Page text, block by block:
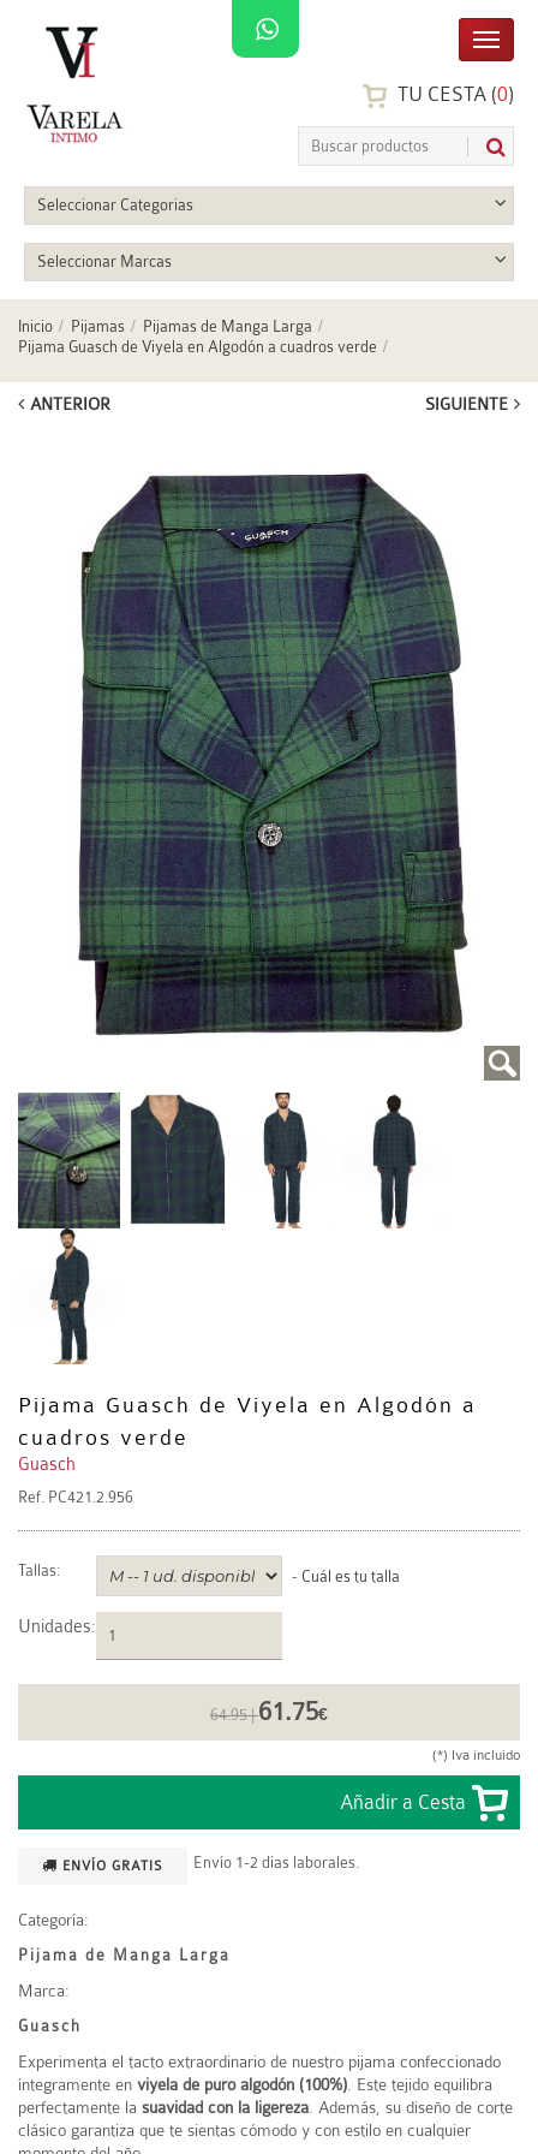
TU CESTA (0)
Seleccionar Categorias
Seleccionar Marcas
Inicio Pijamas
Pijamas de Manga Larga
Pijama Guasch de Viyela en Algodón a cuadros verde
ANTERIOR SIGUIENTE
Pijama Guasch de Viyela en Algodón a
cuadros verde
Guasch
Ref. PC421.2.956
Tallas: - Cuál es tu talla
Unidades:
64.95 |61.75€
(*) Iva incluido
ENVÍO GRATIS Envío 1-2 días laborales.
Categoría:
Pijama de Manga Larga
Marca:
Guasch
Experimenta el tacto extraordinario de nuestro pijama confeccionado
íntegramente en viyela de puro algodón (100%). Este tejido equilibra
perfectamente la suavidad con la ligereza. Además, su diseño de corte
clásico garantiza que te sientas cómodo y con estilo en cualquier